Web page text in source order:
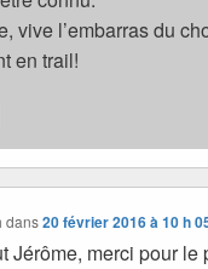
vive l’embarras du
en trail!
dans20 février 2016 à 10 h
Jérôme, merci pour le